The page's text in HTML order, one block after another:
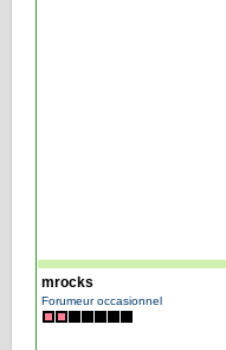
mrocks
Forumeur occasionnel